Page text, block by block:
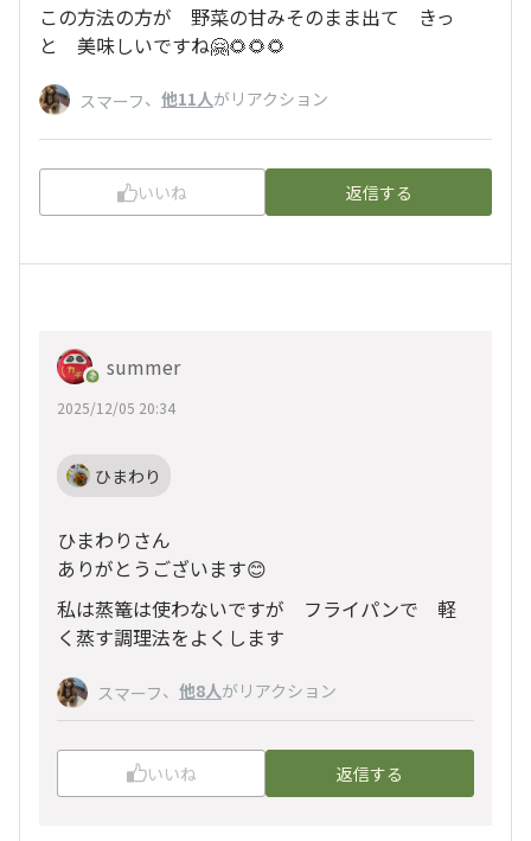
この方法の方が 野菜の甘みそのまま出て きっ
と 美味しいですね🤗🌻🌻🌻
スマーフ、 他11人がリアクション
いいね 返信する
summer
2025/12/05 20:34
ひまわり
ひまわりさん
ありがとうございます😊
私は蒸篭は使わないですが フライパンで 軽
く蒸す調理法をよくします
スマーフ、 他8人がリアクション
いいね 返信する